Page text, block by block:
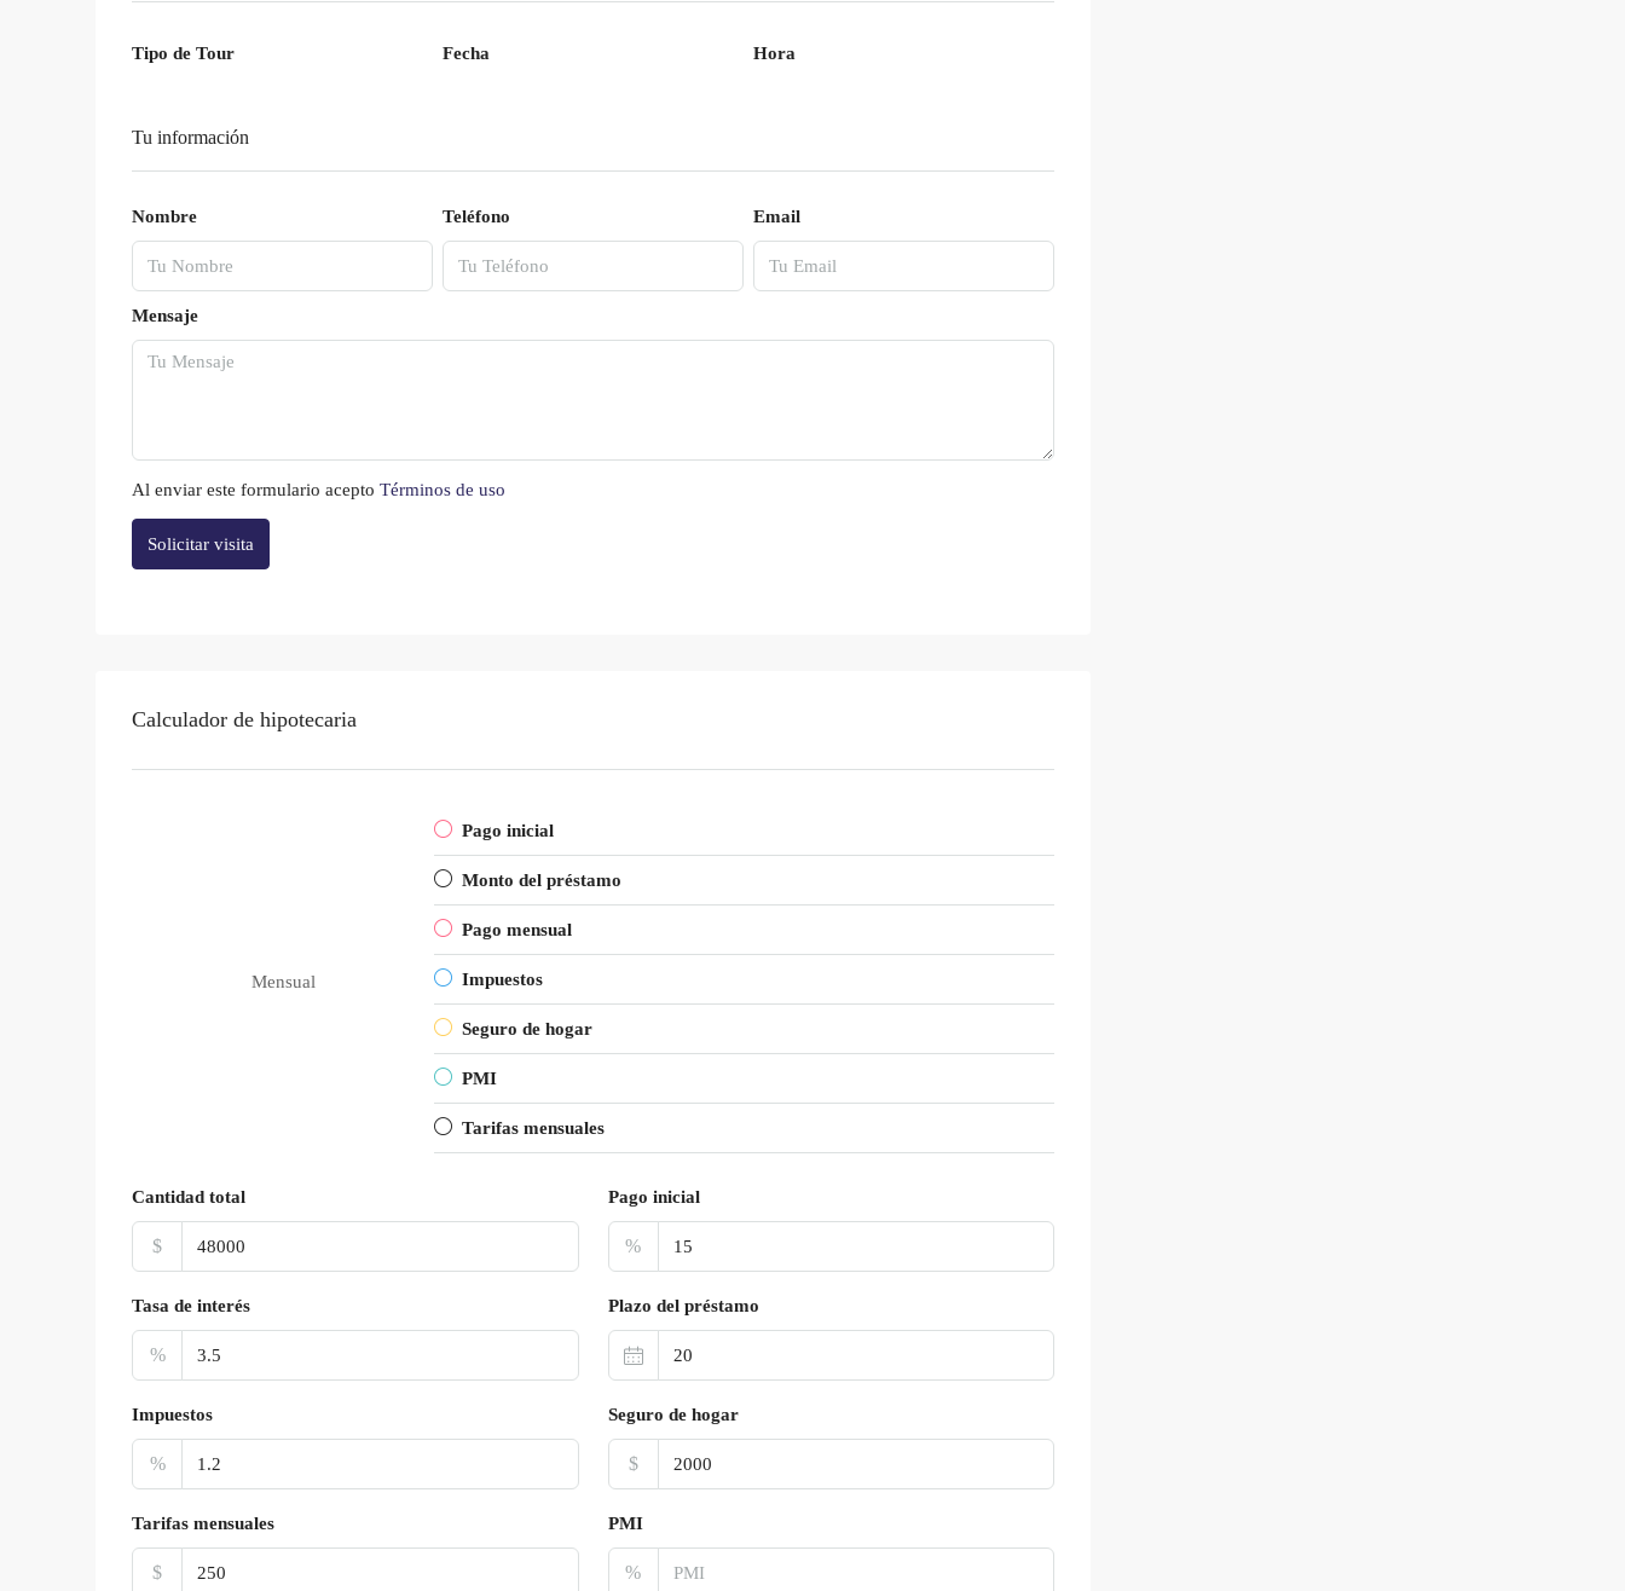
Tipo de Tour Fecha Hora
Tu información
Nombre Teléfono Email
Mensaje
Al enviar este formulario acepto Términos de uso
Solicitar visita
Calculador de hipotecaria
Mensual
Pago inicial
Monto del préstamo
Pago mensual
Impuestos
Seguro de hogar
PMI
Tarifas mensuales
Cantidad total
$
Pago inicial
%
Tasa de interés
%
Plazo del préstamo
Impuestos
%
Seguro de hogar
$
Tarifas mensuales
$
PMI
%